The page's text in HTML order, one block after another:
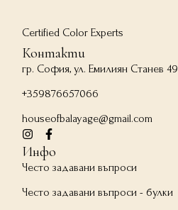
Certified Color Experts
Контакти
гр. София, ул. Емилиян Станев 49
+359876657066
houseofbalayage@gmail.com
Инфо
Често задавани въпроси
Често задавани въпроси - булки